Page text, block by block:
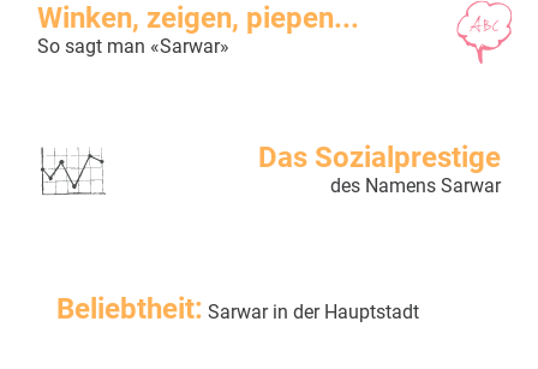
Winken, zeigen, piepen...
So sagt man «Sarwar»
Das Sozialprestige
des Namens Sarwar
Beliebtheit: Sarwar in der Hauptstadt